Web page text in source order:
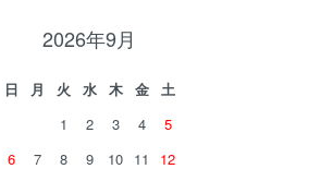
2026年9月
日 月 火 水 木 金
土
1
2 3 4
5
6
7 8 9 10 11
12